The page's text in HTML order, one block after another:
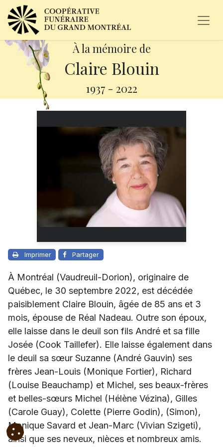
À la mémoire de
Claire Blouin
1937 - 2022
Imprimer Partager
À Montréal (Vaudreuil-Dorion), originaire de
Québec, le 30 septembre 2022, est décédée
paisiblement Claire Blouin, âgée de 85 ans et 3
mois, épouse de Réal Nadeau. Outre son époux,
elle laisse dans le deuil son fils André et sa fille
Josée (Cook Taillefer). Elle laisse également dans
le deuil sa sœur Suzanne (André Gauvin) ses
frères Jean-Louis (Monique Fortier), Richard
(Louise Beauchamp) et Michel, ses beaux-frères
et belles-sœurs Michel (Hélène Vézina), Gilles
(Carole Guay), Colette (Pierre Godin), (Simon),
Monique Savard et Jean-Marc (Vivian Szigeti),
ainsi que ses neveux, nièces et nombreux amis.